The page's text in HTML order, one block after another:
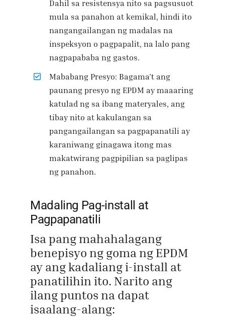
Dahil sa resistensya nito sa pagsusuot
mula sa panahon at kemikal, hindi ito
nangangailangan ng madalas na
inspeksyon o pagpapalit, na lalo pang
nagpapababa ng gastos.
Mababang Presyo: Bagama’t ang
paunang presyo ng EPDM ay maaaring
katulad ng sa ibang materyales, ang
tibay nito at kakulangan sa
pangangailangan sa pagpapanatili ay
karaniwang ginagawa itong mas
makatwirang pagpipilian sa paglipas
ng panahon.
Madaling Pag-install at
Pagpapanatili
Isa pang mahahalagang
benepisyo ng goma ng EPDM
ay ang kadaliang i-install at
panatilihin ito. Narito ang
ilang puntos na dapat
isaalang-alang: